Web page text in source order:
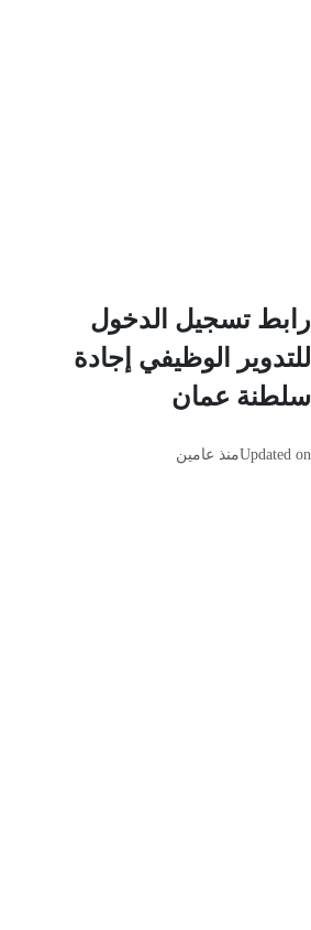
رابط تسجيل الدخول
للتدوير الوظيفي إجادة
سلطنة عمان
Updated onمنذ عامين